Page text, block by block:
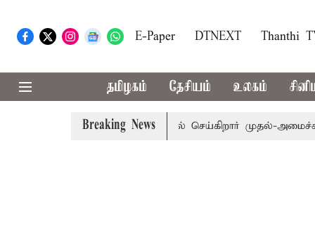
E-Paper DTNEXT Thanthi
தமிழகம் தேசியம் உலகம்
Breaking News
24ம் தேதி பட்ஜெட் தாக்கல் செய்கிறார் முதல்-அமைச்சர்